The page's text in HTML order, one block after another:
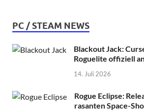
PC / STEAM NEWS
Blackout Jack:
Roguelite offiziell
14. Juli 2026
Rogue Eclipse:
rasanten Space-